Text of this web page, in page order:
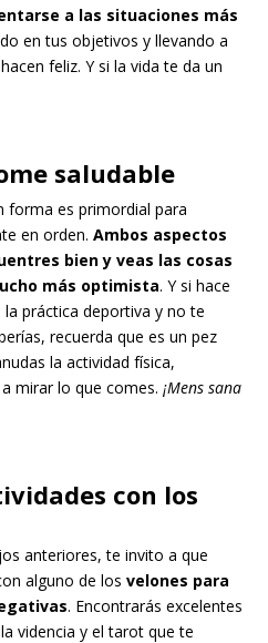
a las situaciones más
en tus objetivos y llevando a
feliz. Y si la vida te da un
saludable
forma es primordial para
en orden.Ambos aspectos
bien y veas las cosas
más optimista. Y si hace
práctica deportiva y no te
recuerda que es un pez
la actividad física,
mirar lo que comes. ¡Mens sana
con los
anteriores, te invito a que
alguno de losvelones para
. Encontrarás excelentes
videncia y el tarot que te